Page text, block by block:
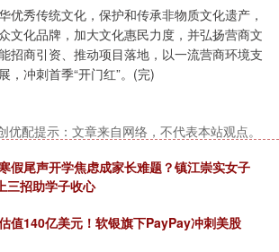
优秀传统文化，保护和传承非物质文化遗产，
文化品牌，加大文化惠民力度，并弘扬营商文
招商引资、推动项目落地，以一流营商环境支
，冲刺首季“开门红”。(完)
优配提示：文章来自网络，不代表本站观点。
假尾声开学焦虑成家长难题？镇江崇实女子
三招助学子收心
值140亿美元！软银旗下PayPay冲刺美股